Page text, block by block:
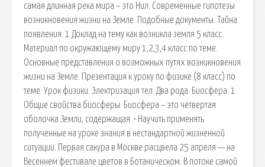
самая длинная река мира – это Нил. Современные гипотезы
возникновения жизни на Земле. Подобные документы. Тайна
появления. 1 Доклад на тему как возникла земля 5 класс
Материал по окружающему миру 1,2,3,4 класс по теме.
Основные представления о возможных путях возникновения
жизни на Земле. Презентация к уроку по физике (8 класс) по
теме: Урок физики. Электризация тел. Два рода. Биосфера. 1
Общие свойства биосферы. Биосфера – это четвертая
оболочка Земли, содержащая. • Научить применять
полученные на уроке знания в нестандартной жизненной
ситуации. Первая сакура в Москве расцвела 25 апреля — на
Весеннем фестивале цветов в Ботаническом. В потоке самой